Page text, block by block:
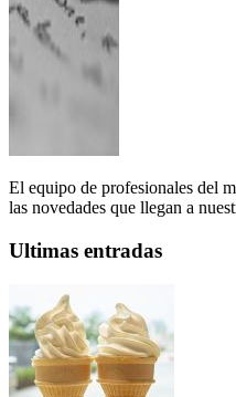
El equipo de profesionales del
las novedades que llegan a
Ultimas entradas